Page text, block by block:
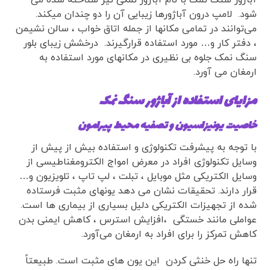
شود. لامپ درون آباژورها زیبایی آن را دو چندان میکند.
می‌توانند در تمامی مکانها از جمله اتاق خواب ، سالن نشیمن
، دفتر کار و… مورد استفاده قرارگیرند. درخشش زیبای بلور
سنگ نمک جلوه بی نظیری در مکانهای مورد استفاده به
ارمغان می آورد.
مزایای استفاده ازآباژور سنگ نمک
خاصیت یونیزاسیون و تصفیه محیط پیرامون
با توجه به پیشرفت تکنولوژی و استفاده بیش از پیش از
وسایل تکنولوژی افراد در معرض امواج الکترومغناطیسی از
وسایل الکتریکی مثل موبایل ، تبلت ، لپ تاپ ، تلویزیون و…
قرار دارند. تحقیقات نشان می دهد یونهای مثبت فرستاده
شده از تجهیزات الکتریکی دلیل بسیاری از بیماری ها است.
عواملی مانند خستگی ،افزایش استرس ، کاهش ایمنی بدن
کاهش تمرکز را برای افراد به ارمغان می‌آورد.
تنها راه حل خنثی کردن این یون های مثبت است. طبیعتاً